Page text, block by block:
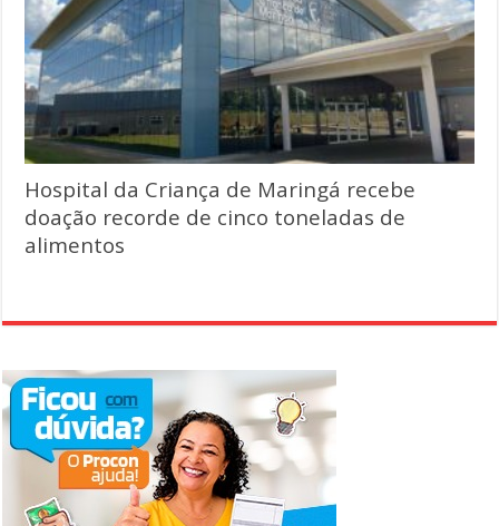
Hospital da Criança de Maringá recebe
doação recorde de cinco toneladas de
alimentos